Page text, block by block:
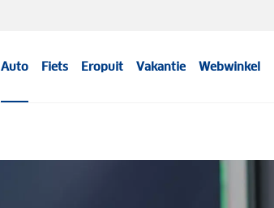
Auto Fiets Eropuit Vakantie Webwinkel